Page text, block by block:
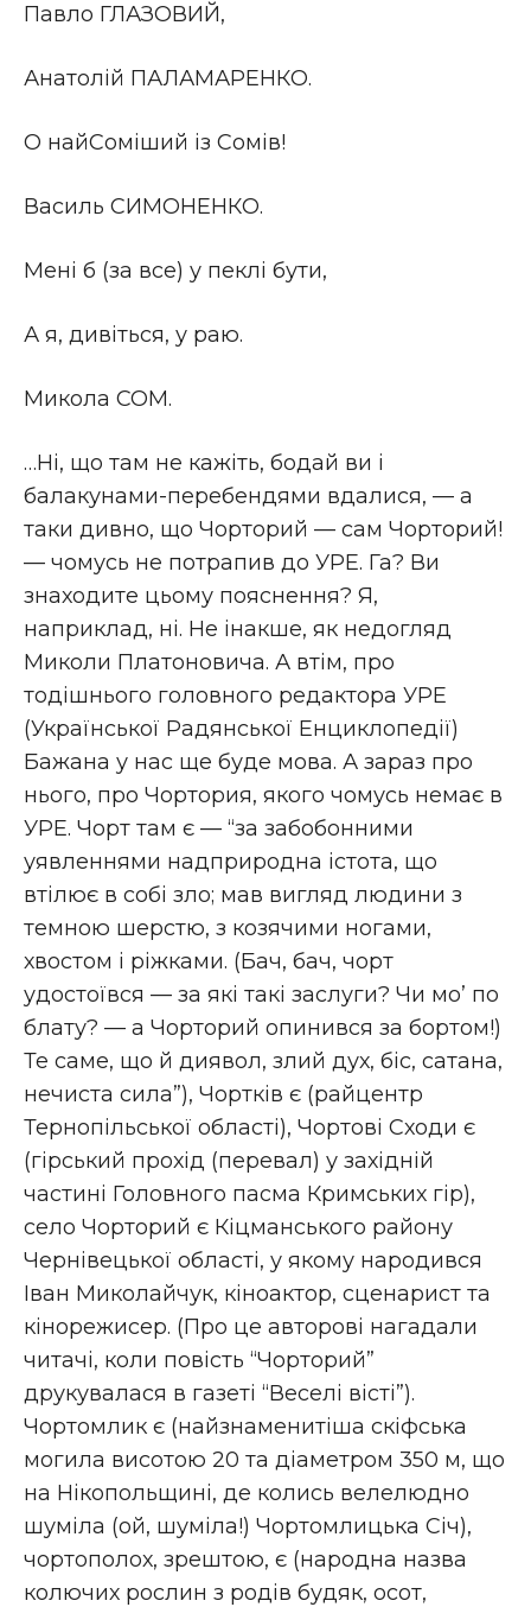
Павло ГЛАЗОВИЙ,
Анатолій ПАЛАМАРЕНКО.
О найСоміший із Сомів!
Василь СИМОНЕНКО.
Мені б (за все) у пеклі бути,
А я, дивіться, у раю.
Микола СОМ.
…Ні, що там не кажіть, бодай ви і
балакунами-перебендями вдалися, — а
таки дивно, що Чорторий — сам Чорторий!
— чомусь не потрапив до УРЕ. Га? Ви
знаходите цьому пояснення? Я,
наприклад, ні. Не інакше, як недогляд
Миколи Платоновича. А втім, про
тодішнього головного редактора УРЕ
(Української Радянської Енциклопедії)
Бажана у нас ще буде мова. А зараз про
нього, про Чортория, якого чомусь немає в
УРЕ. Чорт там є — “за забобонними
уявленнями надприродна істота, що
втілює в собі зло; мав вигляд людини з
темною шерстю, з козячими ногами,
хвостом і ріжками. (Бач, бач, чорт
удостоївся — за які такі заслуги? Чи мо’ по
блату? — а Чорторий опинився за бортом!)
Те саме, що й диявол, злий дух, біс, сатана,
нечиста сила”), Чортків є (райцентр
Тернопільської області), Чортові Сходи є
(гірський прохід (перевал) у західній
частині Головного пасма Кримських гір),
село Чорторий є Кіцманського району
Чернівецької області, у якому народився
Іван Миколайчук, кіноактор, сценарист та
кінорежисер. (Про це авторові нагадали
читачі, коли повість “Чорторий”
друкувалася в газеті “Веселі вісті”).
Чортомлик є (найзнаменитіша скіфська
могила висотою 20 та діаметром 350 м, що
на Нікопольщині, де колись велелюдно
шуміла (ой, шуміла!) Чортомлицька Січ),
чортополох, зрештою, є (народна назва
колючих рослин з родів будяк, осот,